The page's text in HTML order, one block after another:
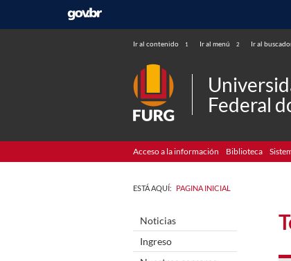
Ir al contenido 1 Ir al menú 2 Ir al
Federal
Acceso a la información Biblioteca
ESTÁ AQUÍ: PAGINA INICIAL
Noticias
Ingreso